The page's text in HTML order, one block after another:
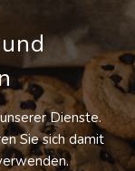
Dienste.
Sie sich damit